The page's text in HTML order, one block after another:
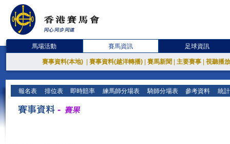
馬場活動 賽馬資訊 足球資訊
賽事資料(本地) 賽事資料(越洋轉播) 賽馬新聞 主要賽事 視聽播
報名表 排位表 即時賠率 練馬師分場表 騎師分場表 參考資料 統